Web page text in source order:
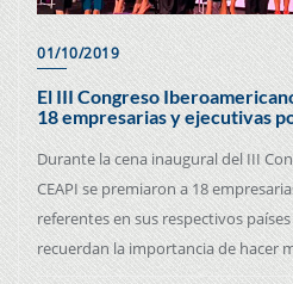
01/10/2019
El III Congreso
18 empresarias y ejecutivas
Durante la cena inaugural del III
CEAPI se premiaron a 18
referentes en sus respectivos
recuerdan la importancia de hacer